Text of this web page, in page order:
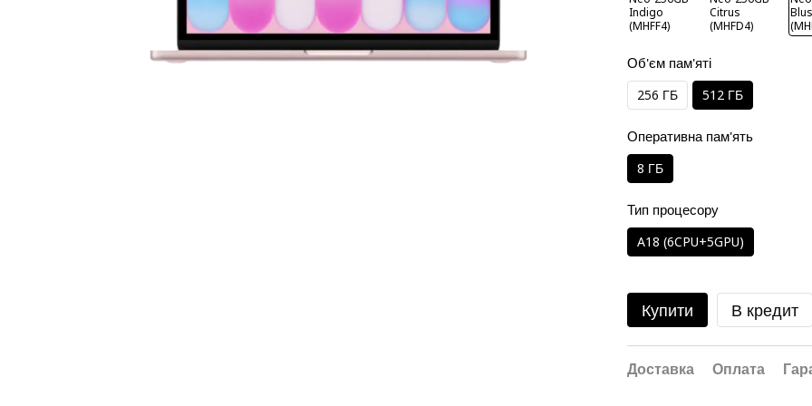
Об'єм пам'яті
256 ГБ 512 ГБ
Оперативна пам'ять
8 ГБ
Тип процесору
A18 (6CPU+5GPU)
Купити В кредит
Доставка Оплата